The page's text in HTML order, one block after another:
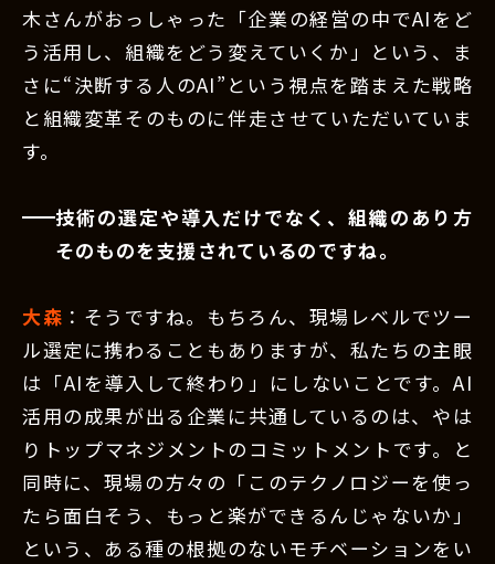
木さんがおっしゃった「企業の経営の中でAIをど
う活用し、組織をどう変えていくか」という、ま
さに“決断する人のAI”という視点を踏まえた戦略
と組織変革そのものに伴走させていただいていま
す。
技術の選定や導入だけでなく、組織のあり方
そのものを支援されているのですね。
大森 ：そうですね。もちろん、現場レベルでツー
ル選定に携わることもありますが、私たちの主眼
は「AIを導入して終わり」にしないことです。AI
活用の成果が出る企業に共通しているのは、やは
りトップマネジメントのコミットメントです。と
同時に、現場の方々の「このテクノロジーを使っ
たら面白そう、もっと楽ができるんじゃないか」
という、ある種の根拠のないモチベーションをい